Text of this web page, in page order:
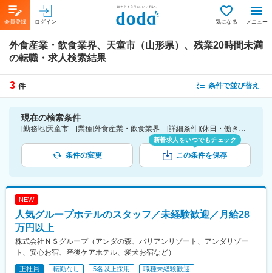
会員登録 ログイン 気になる メニュー
外食産業・飲食業界、天童市（山形県）、残業20時間未満
の転職・求人検索結果
3 件 条件で並び替え
現在の検索条件
[勤務地]天童市 [業種]外食産業・飲食業界 [詳細条件](休日・働き方)残業20時間未満
条件の変更
新着求人をいつでもチェック
この条件を保存
NEW
人気グループホテルのスタッフ／未経験歓迎／月給28
万円以上
株式会社ＮＳグループ（アンダの森、バリアンリゾート、アンダリゾー
ト、安心お宿、産後ケアホテル、愛犬お宿など）
正社員 転勤なし 5名以上採用
職種未経験歓迎